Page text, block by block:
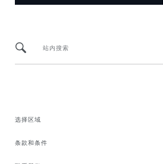
站内搜索
选择区域
条款和条件